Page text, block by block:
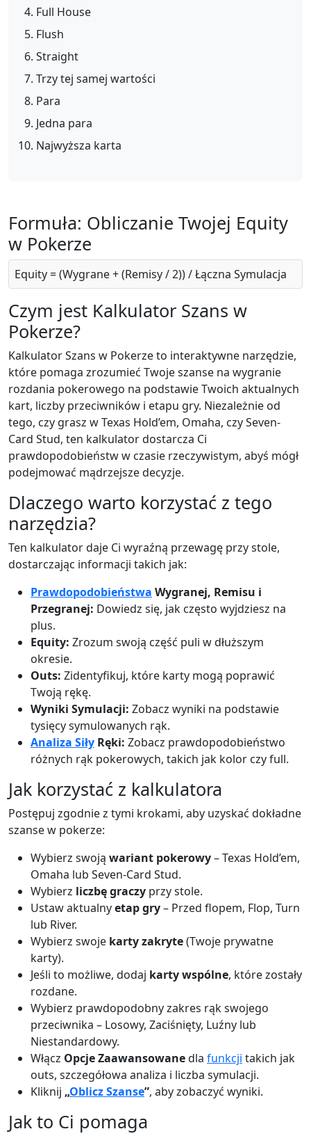
Full House
Flush
Straight
Trzy tej samej wartości
Para
Jedna para
Najwyższa karta
Formuła: Obliczanie Twojej Equity
w Pokerze
Equity = (Wygrane + (Remisy / 2)) / Łączna Symulacja
Czym jest Kalkulator Szans w
Pokerze?
Kalkulator Szans w Pokerze to interaktywne narzędzie,
które pomaga zrozumieć Twoje szanse na wygranie
rozdania pokerowego na podstawie Twoich aktualnych
kart, liczby przeciwników i etapu gry. Niezależnie od
tego, czy grasz w Texas Hold’em, Omaha, czy Seven-
Card Stud, ten kalkulator dostarcza Ci
prawdopodobieństw w czasie rzeczywistym, abyś mógł
podejmować mądrzejsze decyzje.
Dlaczego warto korzystać z tego
narzędzia?
Ten kalkulator daje Ci wyraźną przewagę przy stole,
dostarczając informacji takich jak:
Prawdopodobieństwa Wygranej, Remisu i
Przegranej: Dowiedz się, jak często wyjdziesz na
plus.
Equity: Zrozum swoją część puli w dłuższym
okresie.
Outs: Zidentyfikuj, które karty mogą poprawić
Twoją rękę.
Wyniki Symulacji: Zobacz wyniki na podstawie
tysięcy symulowanych rąk.
Analiza Siły Ręki: Zobacz prawdopodobieństwo
różnych rąk pokerowych, takich jak kolor czy full.
Jak korzystać z kalkulatora
Postępuj zgodnie z tymi krokami, aby uzyskać dokładne
szanse w pokerze:
Wybierz swoją wariant pokerowy– Texas Hold’em,
Omaha lub Seven-Card Stud.
Wybierz liczbę graczy przy stole.
Ustaw aktualnyetap gry– Przed flopem, Flop, Turn
lub River.
Wybierz swoje karty zakryte(Twoje prywatne
karty).
Jeśli to możliwe, dodaj karty wspólne, które zostały
rozdane.
Wybierz prawdopodobny zakres rąk swojego
przeciwnika – Losowy, Zaciśnięty, Luźny lub
Niestandardowy.
Włącz Opcje Zaawansowanedla funkcji takich jak
outs, szczegółowa analiza i liczba symulacji.
Kliknij „Oblicz Szanse”, aby zobaczyć wyniki.
Jak to Ci pomaga